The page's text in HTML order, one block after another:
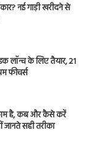
नई गाड़ी खरीदने से
लॉन्च के लिए तैयार, 21
फीचर्स
है, कब और कैसे करें
जानते सही तरीका